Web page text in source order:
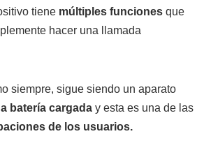
tiene múltiples funciones que
hacer una llamada
siempre, sigue siendo un aparato
batería cargada y esta es una de las
de los usuarios.